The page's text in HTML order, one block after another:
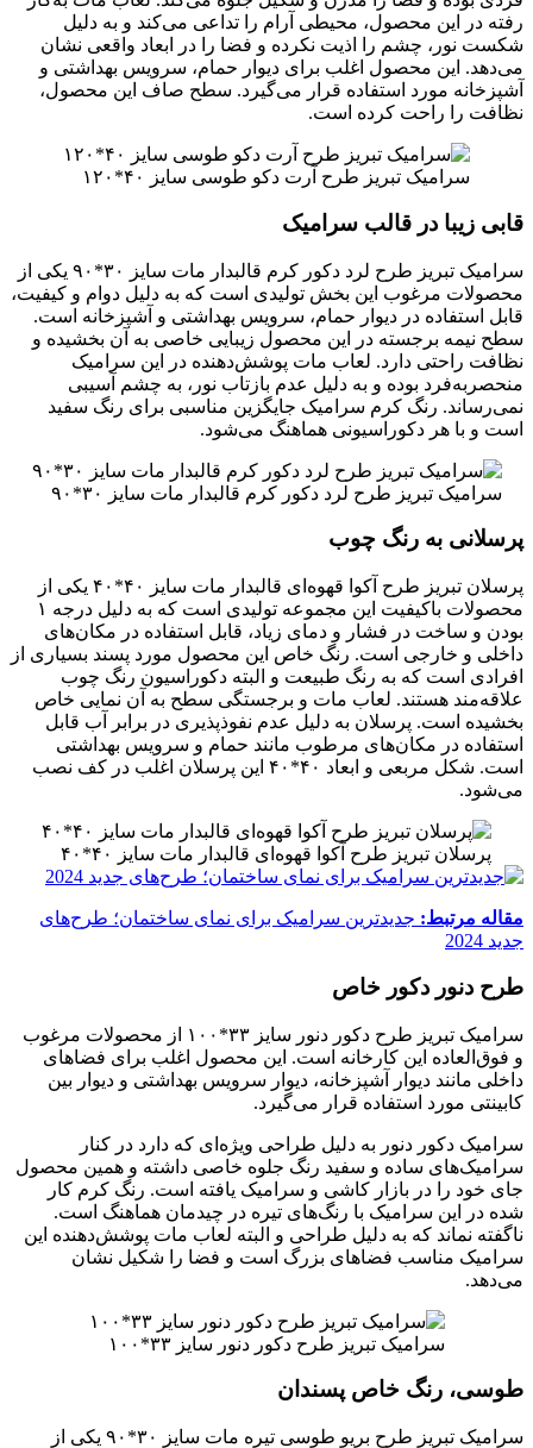
رفته در این محصول، محیطی آرام را تداعی می‌کند و به‌ دلیل
شکست نور، چشم را اذیت نکرده و فضا را در ابعاد واقعی نشان
می‌دهد. این محصول اغلب برای دیوار حمام، سرویس بهداشتی و
آشپزخانه مورد استفاده قرار می‌گیرد. سطح صاف این محصول،
نظافت را راحت کرده است.
سرامیک تبریز طرح آرت دکو طوسی سایز ۴۰*۱۲۰
قابی زیبا در قالب سرامیک
سرامیک تبریز طرح لرد دکور کرم قالبدار مات سایز ۳۰*۹۰ یکی از
محصولات مرغوب این بخش تولیدی است که به دلیل دوام و کیفیت،
قابل استفاده در دیوار حمام، سرویس بهداشتی و آشپزخانه است.
سطح نیمه برجسته در این محصول زیبایی خاصی به آن بخشیده و
نظافت راحتی دارد. لعاب مات پوشش‌دهنده در این سرامیک
منحصربه‌فرد بوده و به دلیل عدم بازتاب نور، به چشم آسیبی
نمی‌رساند. رنگ کرم سرامیک جایگزین مناسبی برای رنگ سفید
است و با هر دکوراسیونی هماهنگ می‌شود.
سرامیک تبریز طرح لرد دکور کرم قالبدار مات سایز ۳۰*۹۰
پرسلانی به رنگ چوب
پرسلان تبریز طرح آکوا قهوه‌ای قالبدار مات سایز ۴۰*۴۰ یکی از
محصولات باکیفیت این مجموعه تولیدی است که به دلیل درجه ۱
بودن و ساخت در فشار و دمای زیاد، قابل استفاده در مکان‌های
داخلی و خارجی است. رنگ خاص این محصول مورد پسند بسیاری از
افرادی است که به رنگ طبیعت و البته دکوراسیون رنگ چوب
علاقه‌مند هستند. لعاب مات و برجستگی سطح به آن نمایی خاص
بخشیده است. پرسلان به دلیل عدم نفوذپذیری در برابر آب قابل
استفاده در مکان‌های مرطوب مانند حمام و سرویس بهداشتی
است. شکل مربعی و ابعاد ۴۰*۴۰ این پرسلان اغلب در کف نصب
می‌شود.
پرسلان تبریز طرح آکوا قهوه‌ای قالبدار مات سایز ۴۰*۴۰
مقاله مرتبط: جدیدترین سرامیک برای نمای ساختمان؛ طرح‌های
جدید 2024
طرح دنور دکور خاص
سرامیک تبریز طرح دکور دنور سایز ۳۳*۱۰۰ از محصولات مرغوب
و فوق‌العاده این کارخانه است. این محصول اغلب برای فضاهای
داخلی مانند دیوار آشپزخانه، دیوار سرویس بهداشتی و دیوار بین
کابینتی مورد استفاده قرار می‌گیرد.
سرامیک دکور دنور به دلیل طراحی ویژه‌ای که دارد در کنار
سرامیک‌های ساده و سفید رنگ جلوه خاصی داشته و همین محصول
جای خود را در بازار کاشی و سرامیک یافته است. رنگ کرم کار
شده در این سرامیک با رنگ‌های تیره در چیدمان هماهنگ است.
ناگفته نماند که به دلیل طراحی و البته لعاب مات پوشش‌دهنده این
سرامیک مناسب فضاهای بزرگ است و فضا را شکیل نشان
می‌دهد.
سرامیک تبریز طرح دکور دنور سایز ۳۳*۱۰۰
طوسی، رنگ خاص پسندان
سرامیک تبریز طرح بریو طوسی تیره مات سایز ۳۰*۹۰ یکی از